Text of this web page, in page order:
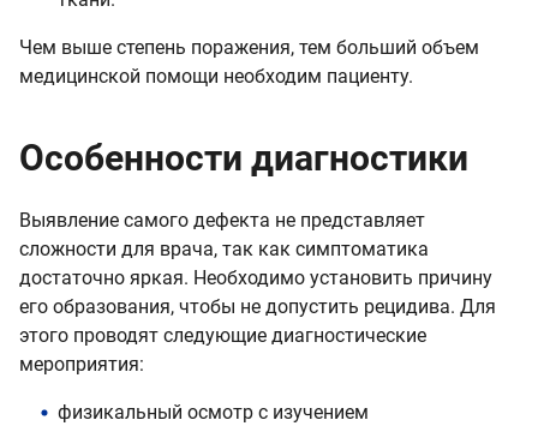
Чем выше степень поражения, тем больший объем
медицинской помощи необходим пациенту.
Особенности диагностики
Выявление самого дефекта не представляет
сложности для врача, так как симптоматика
достаточно яркая. Необходимо установить причину
его образования, чтобы не допустить рецидива. Для
этого проводят следующие диагностические
мероприятия:
физикальный осмотр с изучением